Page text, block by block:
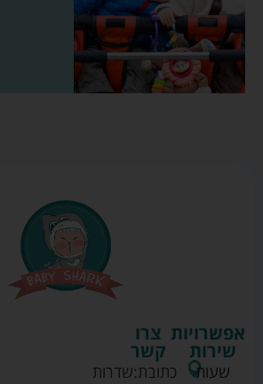
צרו
קשר
כתובת:שדרות
אפשרויות
שירות
שעות